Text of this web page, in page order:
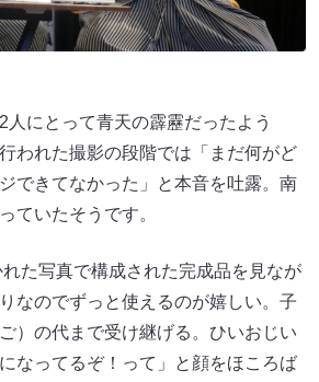
人にとって青天の霹靂だったよう
われた撮影の段階では「まだ何がど
できてなかった」と本音を吐露。南
ていたそうです。
た写真で構成された完成品を見なが
なのでずっと使えるのが嬉しい。子
）の代まで受け継げる。ひいおじい
なってるぞ！って」と顔をほころば